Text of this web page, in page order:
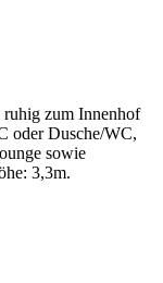
ruhig zum Innenhof
oder Dusche/WC,
sowie
3,3m.